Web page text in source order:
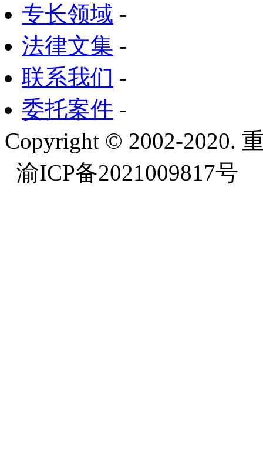
专长领域 -
法律文集 -
联系我们 -
委托案件 -
Copyright © 2002-2020.
渝ICP备2021009817号